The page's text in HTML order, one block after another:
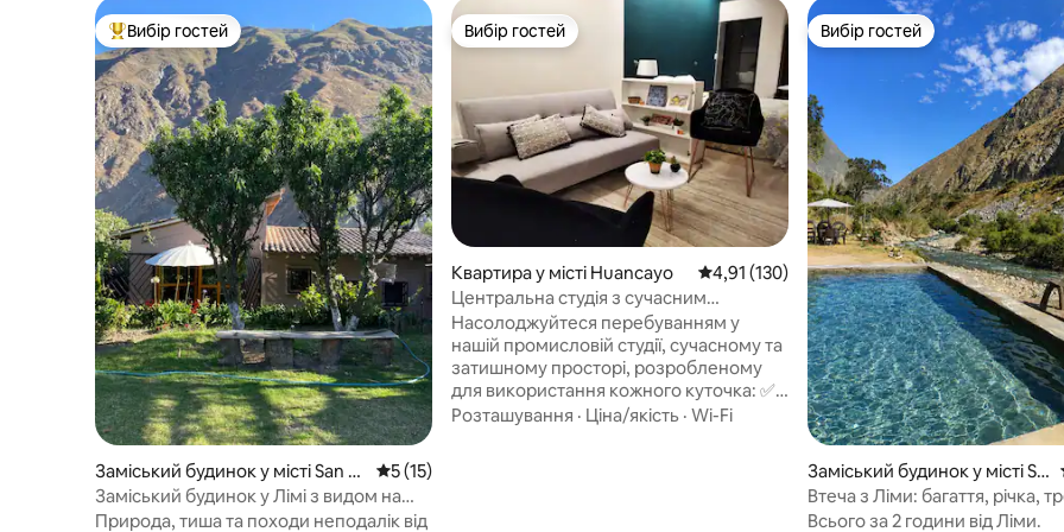
Топ вибір гостей
Вибір гостей
Заміський будинок у місті San J
eronimo de Surco
Середня оцінка: 5 з 5, відгуки: 15
5 (15)
Заміський будинок у Лімі з видом на
гори
Природа, тиша та походи неподалік від
Вибір гостей
Вибір гостей
Квартира у місті Huancayo Середня оцінка: 4,91 з 5, відгуки: 130
4,91 (130)
Центральна студія з сучасним
індустріальним дизайном
Насолоджуйтеся перебуванням у
нашій промисловій студії, сучасному та
затишному просторі, розробленому
для використання кожного куточка: ✅
Центральне розташування: 3 квартали
Розташування · Ціна/якість · Wi-Fi
Вибір гостей
Вибір гостей
Заміський будинок у місті Sa
ntiago de Surco
Втеча з Ліми: багаття, річка,
туризм
Всього за 2 години від Ліми.